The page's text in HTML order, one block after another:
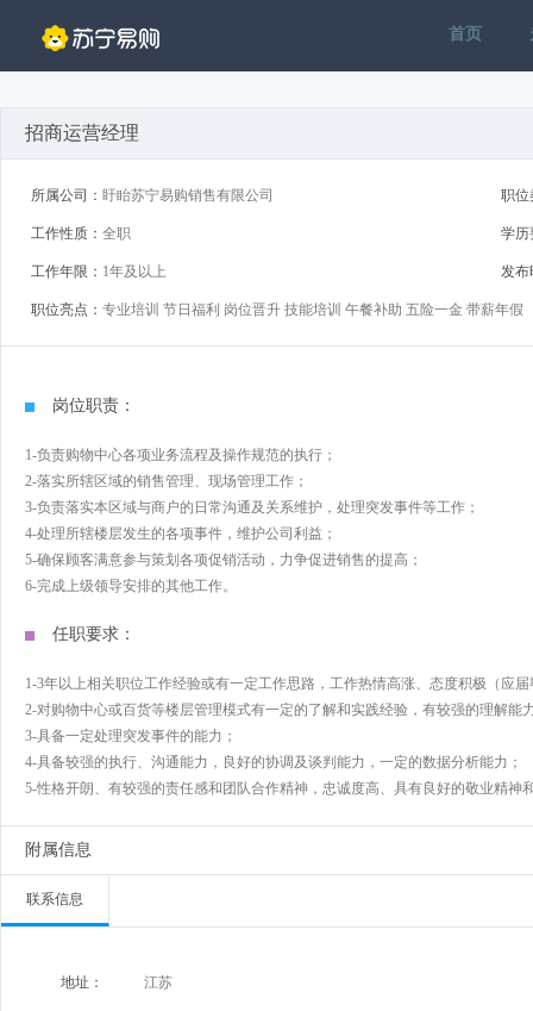
首页
招商运营经理
所属公司： 盱眙苏宁易购销售有限公司 职位
工作性质： 全职 学历
工作年限： 1年及以上 发布
职位亮点： 专业培训 节日福利 岗位晋升 技能培训 午餐补助 五险一金 带薪年假
岗位职责：
1-负责购物中心各项业务流程及操作规范的执行；
2-落实所辖区域的销售管理、现场管理工作；
3-负责落实本区域与商户的日常沟通及关系维护，处理突发事件等工作；
4-处理所辖楼层发生的各项事件，维护公司利益；
5-确保顾客满意参与策划各项促销活动，力争促进销售的提高；
6-完成上级领导安排的其他工作。
任职要求：
1-3年以上相关职位工作经验或有一定工作思路，工作热情高涨、态度积极（应
2-对购物中心或百货等楼层管理模式有一定的了解和实践经验，有较强的理解能
3-具备一定处理突发事件的能力；
4-具备较强的执行、沟通能力，良好的协调及谈判能力，一定的数据分析能力；
5-性格开朗、有较强的责任感和团队合作精神，忠诚度高、具有良好的敬业精神
附属信息
联系信息
地址： 江苏